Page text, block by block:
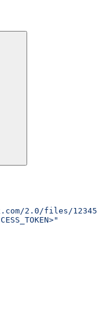
2.0/files/12345/